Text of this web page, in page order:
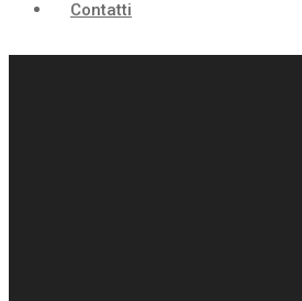
Contatti